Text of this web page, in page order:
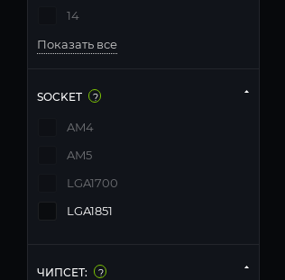
14
Показать все
SOCKET ?
AM4
AM5
LGA1700
LGA1851
ЧИПСЕТ: ?